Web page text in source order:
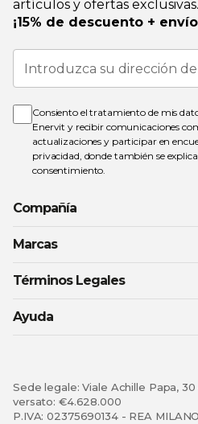
artículos y ofertas
¡15% de descuento +
Inscríbase
nuestro
de
noticias:
Consiento el tratamiento de mis
Enervit y recibir comunicaciones
actualizaciones y participar en
privacidad, donde también se
consentimiento.
Compañía
Marcas
Términos Legales
Ayuda
Sede legale: Viale Achille Papa,
versato: €4.628.000
P.IVA: 02375690134 - REA